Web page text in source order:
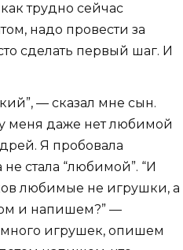
трудно сейчас
надо провести за
сделать первый шаг. И
— сказал мне сын.
меня даже нет любимой
Я пробовала
стала “любимой”. “И
любимые не игрушки, а
и напишем?” —
игрушек, опишем